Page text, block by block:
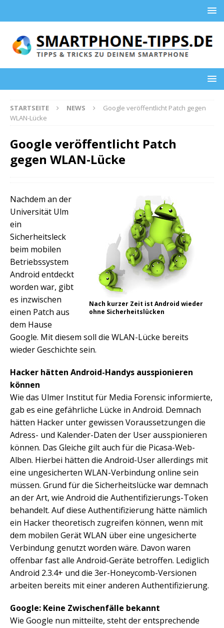
STARTSEITE NEWS
Google veröffentlicht Patch gegen
WLAN-Lücke
Google veröffentlicht Patch
gegen WLAN-Lücke
Nach kurzer Zeit ist Android wieder
ohne Sicherheitslücken
Nachdem an der
Universität Ulm
ein
Sicherheitsleck
beim mobilen
Betriebssystem
Android entdeckt
worden war, gibt
es inzwischen
einen Patch aus
dem Hause
Google. Mit diesem soll die WLAN-Lücke bereits
wieder Geschichte sein.
Hacker hätten Android-Handys ausspionieren
können
Wie das Ulmer Institut für Media Forensic informierte,
gab es eine gefährliche Lücke in Android. Demnach
hätten Hacker unter gewissen Voraussetzungen die
Adress- und Kalender-Daten der User ausspionieren
können. Das Gleiche gilt auch für die Picasa-Web-
Alben. Hierbei hätten die Android-User allerdings mit
eine ungesicherten WLAN-Verbindung online sein
müssen. Grund für die Sicherheitslücke war demnach
an der Art, wie Android die Authentifizierungs-Token
behandelt. Auf diese Authentifizierung hätte nämlich
ein Hacker theoretisch zugreifen können, wenn mit
dem mobilen Gerät WLAN über eine ungesicherte
Verbindung genutzt worden wäre. Davon waren
offenbar fast alle Android-Geräte betroffen. Lediglich
Android 2.3.4+ und die 3er-Honeycomb-Versionen
arbeiten bereits mit einer anderen Authentifizierung.
Google: Keine Zwischenfälle bekannt
Wie Google nun mitteilte, steht der entsprechende